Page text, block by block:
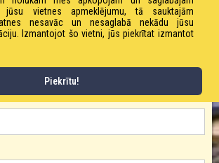
vietnes apmeklējumu, tā sauktajām
nesavāc un nesaglabā nekādu jūsu
Izmantojot šo vietni, jūs piekrītat izmantot
Piekrītu!